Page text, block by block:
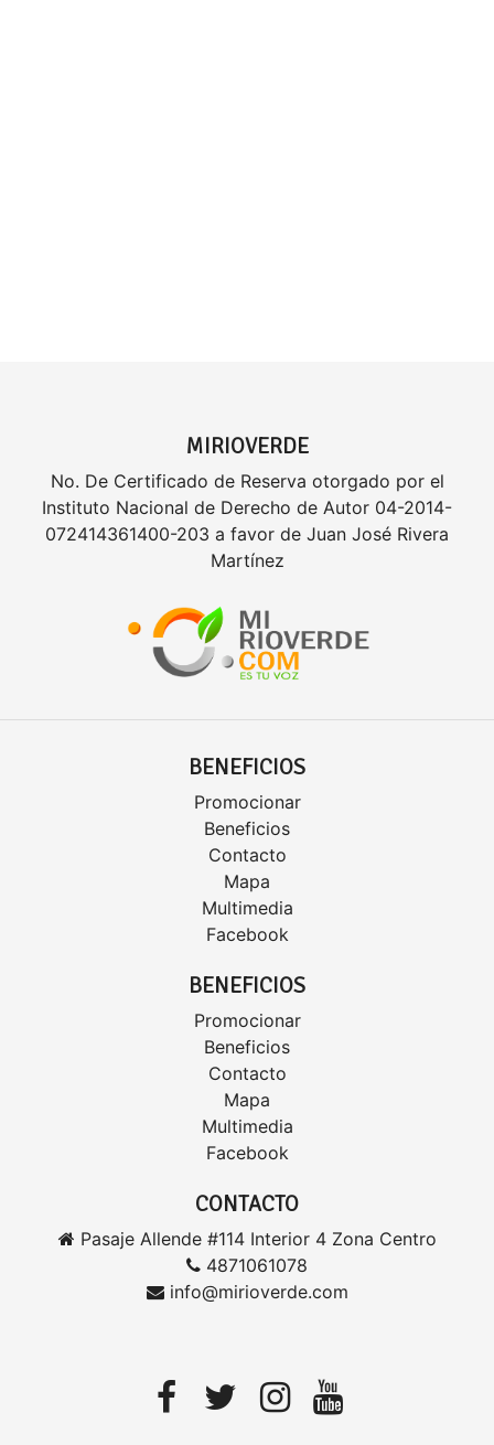
MIRIOVERDE
No. De Certificado de Reserva otorgado por el
Instituto Nacional de Derecho de Autor 04-2014-
072414361400-203 a favor de Juan José Rivera
Martínez
BENEFICIOS
Promocionar
Beneficios
Contacto
Mapa
Multimedia
Facebook
BENEFICIOS
Promocionar
Beneficios
Contacto
Mapa
Multimedia
Facebook
CONTACTO
Pasaje Allende #114 Interior 4 Zona Centro
4871061078
info@mirioverde.com